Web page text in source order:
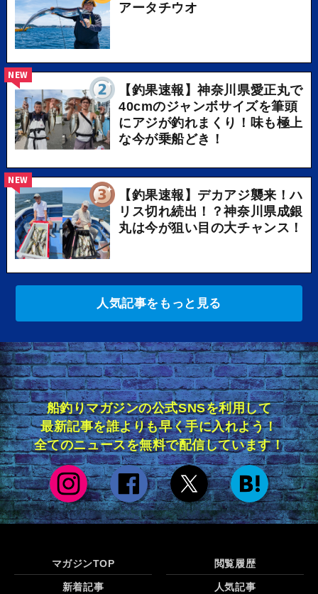
アータチウオ
【釣果速報】神奈川県愛正丸で
40cmのジャンボサイズを筆頭
にアジが釣れまくり！味も極上
な今が乗船どき！
NEW
【釣果速報】デカアジ襲来！ハ
リス切れ続出！？神奈川県成銀
丸は今が狙い目の大チャンス！
NEW
人気記事をもっと見る
船釣りマガジンの公式SNSを利用して
最新記事を誰よりも早く手に入れよう！
全てのニュースを無料で配信しています！
マガジンTOP 閲覧履歴
新着記事 人気記事